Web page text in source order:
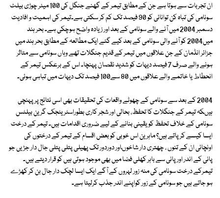
ان تجربات سے ہوتا ہے جن کے مطابق تیمر کے گھنے جنگل کی 100 میٹر چوڑی بیلٹ
سونامی کی تباہ کن توانائی کو 90 فیصد تک کم کر سکتی ہے۔تیمر کی اہمیت و افادیت
دسمبر 2004 میں آنے والے سونامی کے بعد اور زیادہ واضح ہوچکی ہے۔ بحر ہند
میں2004 کو آنے والی سونامی کے بعد کیے گئے ایک مطالعہ کے مطابق بحر ہند میں
جزائر انڈمان کے جن علاقوں میں تیمر کے قدیم جنگلات تھے وہاں سونامی سے متاثر
ہونے والے صرف 7 فیصد دیہات کو شدید نقصان پہنچا۔ اس کے برعکس تیمر کے
انحطاط یا خاتمے والے علاقوں میں 80 سے100 فیصد تک دیہات میں تباہی ہوئی۔
2004 کے بعد سے سونامی کے چھوٹے واقعات کی تحقیقات بھی اسی نتائج پر پہنچی
ہیںکہ تیمر کے جنگلات کا تحفظ، بحالی اور شجر کاری بطوراسٹریٹجک گرین بیلٹس
سونامی کے خلاف تحفظ کو یقینی بنانے کے لیے ضروری اقدامات ہیں۔ تیمر کے درخت
ایسا کیسے کرپاتے ہیں؟ ماہرین اس خوبی کو بعض اقسام کے تیمر کے درختوں کی
اونچائی ان کے تنوں ، چھتری دار شاخوںاور دوردور تک پھیلی پتلی پتلی جال دار جڑیں جو
پانی کے اندر اور پانی سے باہر کھلی فضا میں بھی موجود ہوتی ہیں کو قرار دیتے ہیں۔
تیمرکے درخت سونامی کی منہ زور لہروں کے آگے ایک ایسا لچک دار جال بن کر کھڑے
ہو جاتے ہیں جو سونامی کے زور کواپنے اندر جذب کرلیتا ہے۔